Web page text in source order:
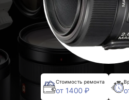
Стоимость ремонта
от 1400 ₽